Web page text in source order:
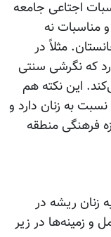
اجتاعی جامعه
مناسبات نه
مثلاً در
که نگرشی سنتی
این نکته هم
به زنان دارد و
فرهنگی منطقه
زنان ریشه در
و زمینه‌ها در زیر